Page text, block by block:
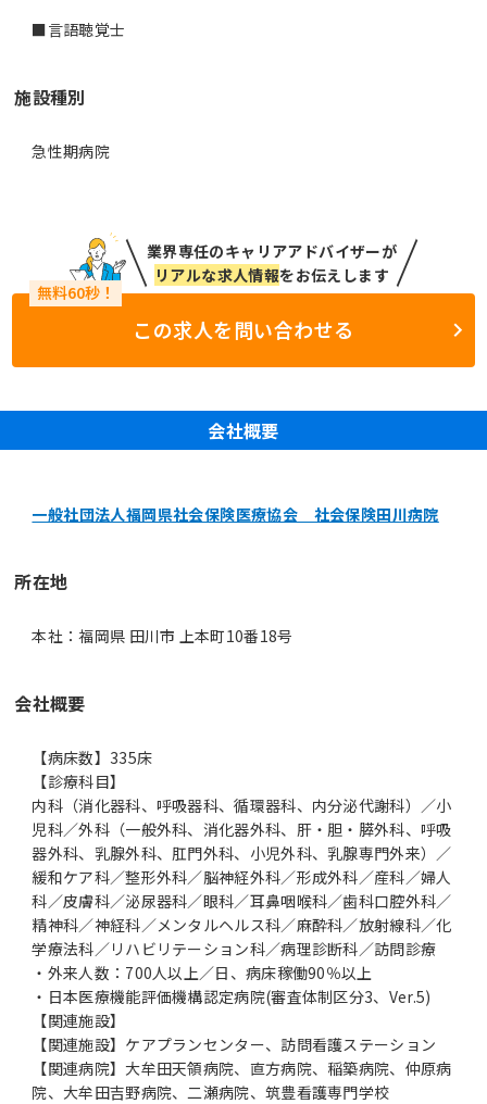
■言語聴覚士
施設種別
急性期病院
業界専任のキャリアアドバイザーが
リアルな求人情報をお伝えします
この求人を問い合わせる
会社概要
一般社団法人福岡県社会保険医療協会 社会保険田川病院
所在地
本社：福岡県 田川市 上本町10番18号
会社概要
【病床数】335床
【診療科目】
内科（消化器科、呼吸器科、循環器科、内分泌代謝科）／小
児科／外科（一般外科、消化器外科、肝・胆・膵外科、呼吸
器外科、乳腺外科、肛門外科、小児外科、乳腺専門外来）／
緩和ケア科／整形外科／脳神経外科／形成外科／産科／婦人
科／皮膚科／泌尿器科／眼科／耳鼻咽喉科／歯科口腔外科／
精神科／神経科／メンタルヘルス科／麻酔科／放射線科／化
学療法科／リハビリテーション科／病理診断科／訪問診療
・外来人数：700人以上／日、病床稼働90％以上
・日本医療機能評価機構認定病院(審査体制区分3、Ver.5)
【関連施設】
【関連施設】ケアプランセンター、訪問看護ステーション
【関連病院】大牟田天領病院、直方病院、稲築病院、仲原病
院、大牟田吉野病院、二瀬病院、筑豊看護専門学校